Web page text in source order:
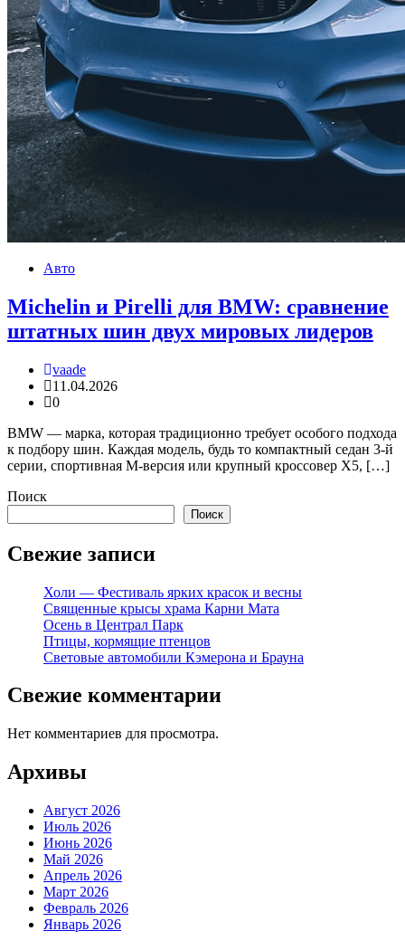
Авто
Michelin и Pirelli для BMW: сравнение
штатных шин двух мировых лидеров
vaade
11.04.2026
0
BMW — марка, которая традиционно требует особого подхода
к подбору шин. Каждая модель, будь то компактный седан 3-й
серии, спортивная М-версия или крупный кроссовер X5, […]
Поиск
Поиск
Свежие записи
Холи — Фестиваль ярких красок и весны
Священные крысы храма Карни Мата
Осень в Централ Парк
Птицы, кормящие птенцов
Световые автомобили Кэмерона и Брауна
Свежие комментарии
Нет комментариев для просмотра.
Архивы
Август 2026
Июль 2026
Июнь 2026
Май 2026
Апрель 2026
Март 2026
Февраль 2026
Январь 2026